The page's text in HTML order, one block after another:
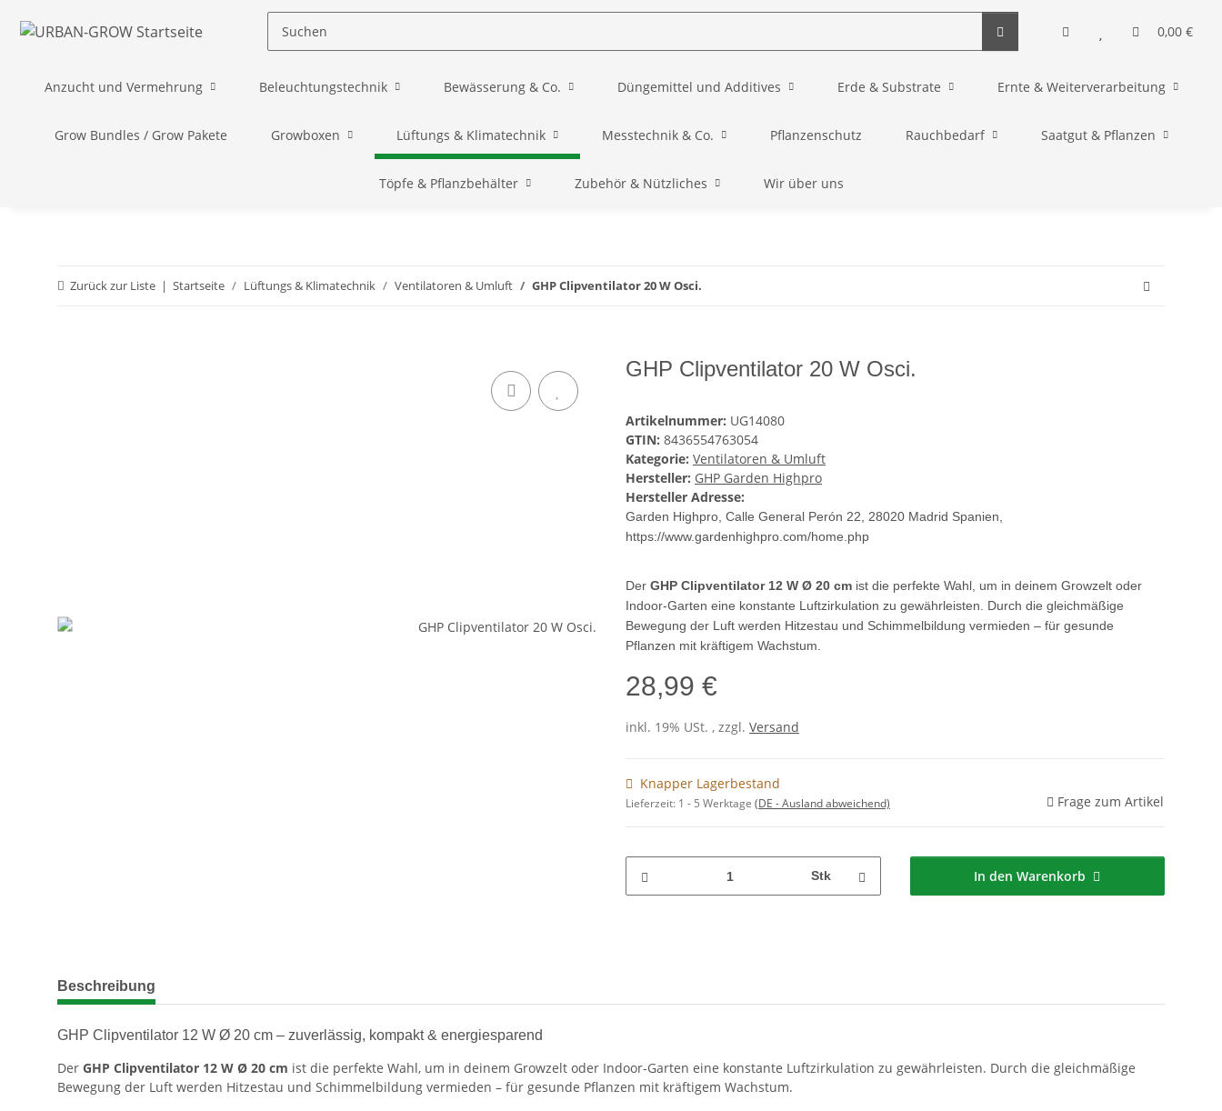
0,00 €
Anzucht und Vermehrung Beleuchtungstechnik Bewässerung & Co. Düngemittel und Additives Erde & Substrate Ernte & Weiterverarbeitung
Grow Bundles / Grow Pakete Growboxen Lüftungs & Klimatechnik Messtechnik & Co. Pflanzenschutz Rauchbedarf Saatgut & Pflanzen
Töpfe & Pflanzbehälter Zubehör & Nützliches Wir über uns
Zurück zur Liste Startseite Lüftungs & Klimatechnik Ventilatoren & Umluft GHP Clipventilator 20 W Osci.
GHP Clipventilator 20 W Osci.
Artikelnummer: UG14080
GTIN: 8436554763054
Kategorie: Ventilatoren & Umluft
Hersteller: GHP Garden Highpro
Hersteller Adresse:
Garden Highpro, Calle General Perón 22, 28020 Madrid Spanien,
https://www.gardenhighpro.com/home.php
Der GHP Clipventilator 12 W Ø 20 cm ist die perfekte Wahl, um in deinem Growzelt oder
Indoor-Garten eine konstante Luftzirkulation zu gewährleisten. Durch die gleichmäßige
Bewegung der Luft werden Hitzestau und Schimmelbildung vermieden – für gesunde
Pflanzen mit kräftigem Wachstum.
28,99 €
inkl. 19% USt. , zzgl. Versand
Knapper Lagerbestand
Lieferzeit: 1 - 5 Werktage (DE - Ausland abweichend) Frage zum Artikel
Stk In den Warenkorb
weitere Registerkarten anzeigen
Beschreibung
GHP Clipventilator 12 W Ø 20 cm – zuverlässig, kompakt & energiesparend
Der GHP Clipventilator 12 W Ø 20 cm ist die perfekte Wahl, um in deinem Growzelt oder Indoor-Garten eine konstante Luftzirkulation zu gewährleisten. Durch die gleichmäßige
Bewegung der Luft werden Hitzestau und Schimmelbildung vermieden – für gesunde Pflanzen mit kräftigem Wachstum.